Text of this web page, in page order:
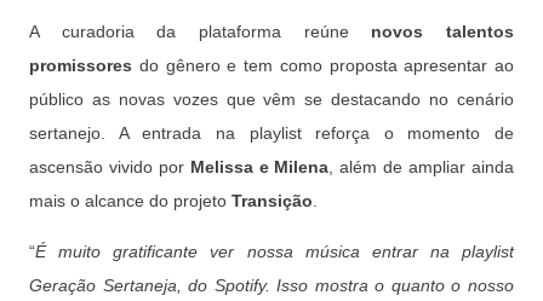
A curadoria da plataforma reúne novos talentos
promissores do gênero e tem como proposta apresentar ao
público as novas vozes que vêm se destacando no cenário
sertanejo. A entrada na playlist reforça o momento de
ascensão vivido por Melissa e Milena , além de ampliar ainda
mais o alcance do projeto Transição
“É muito gratificante ver nossa música entrar na playlist
Geração Sertaneja, do Spotify. Isso mostra o quanto o nosso